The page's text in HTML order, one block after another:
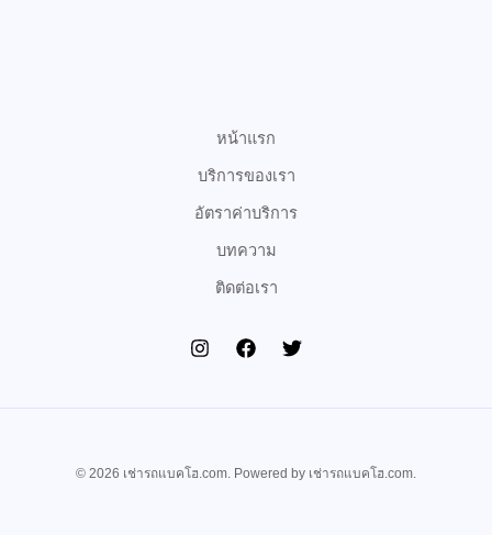
หน้าแรก
บริการของเรา
อัตราค่าบริการ
บทความ
ติดต่อเรา
© 2026 เช่ารถแบคโฮ.com. Powered by เช่ารถแบคโฮ.com.